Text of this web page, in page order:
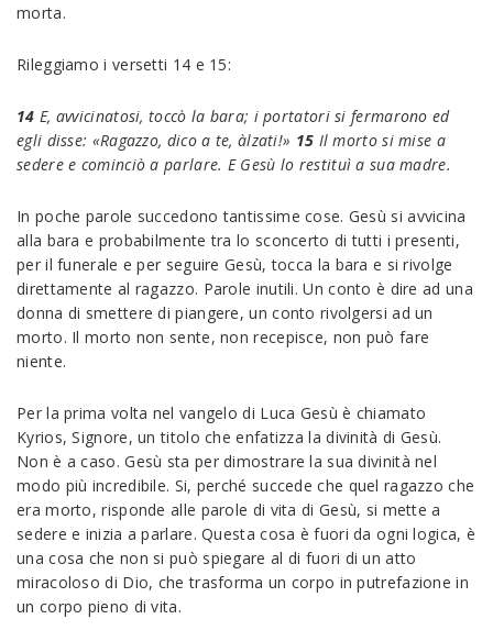
morta.
Rileggiamo i versetti 14 e 15:
14 E, avvicinatosi, toccò la bara; i portatori si fermarono ed
egli disse: «Ragazzo, dico a te, àlzati!» 15 Il morto si mise a
sedere e cominciò a parlare. E Gesù lo restituì a sua madre.
In poche parole succedono tantissime cose. Gesù si avvicina
alla bara e probabilmente tra lo sconcerto di tutti i presenti,
per il funerale e per seguire Gesù, tocca la bara e si rivolge
direttamente al ragazzo. Parole inutili. Un conto è dire ad una
donna di smettere di piangere, un conto rivolgersi ad un
morto. Il morto non sente, non recepisce, non può fare
niente.
Per la prima volta nel vangelo di Luca Gesù è chiamato
Kyrios, Signore, un titolo che enfatizza la divinità di Gesù.
Non è a caso. Gesù sta per dimostrare la sua divinità nel
modo più incredibile. Si, perché succede che quel ragazzo che
era morto, risponde alle parole di vita di Gesù, si mette a
sedere e inizia a parlare. Questa cosa è fuori da ogni logica, è
una cosa che non si può spiegare al di fuori di un atto
miracoloso di Dio, che trasforma un corpo in putrefazione in
un corpo pieno di vita.